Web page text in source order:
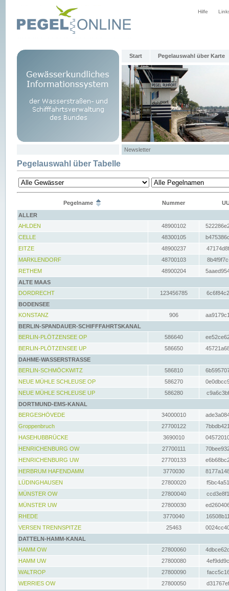
Hilfe
Start Pegelauswahl über Karte
Newsletter
Pegelauswahl über Tabelle
Pegelname Nummer
ALLER
AHLDEN
48900102
CELLE
48300105
EITZE
48900237
MARKLENDORF
48700103
RETHEM
48900204
ALTE MAAS
DORDRECHT
123456785
BODENSEE
KONSTANZ
906
BERLIN-SPANDAUER-SCHIFFFAHRTSKANAL
BERLIN-PLÖTZENSEE OP
586640
BERLIN-PLÖTZENSEE UP
586650
DAHME-WASSERSTRASSE
BERLIN-SCHMÖCKWITZ
586810
NEUE MÜHLE SCHLEUSE OP
586270
NEUE MÜHLE SCHLEUSE UP
586280
DORTMUND-EMS-KANAL
BERGESHÖVEDE
34000010
Groppenbruch
27700122
HASEHUBBRÜCKE
3690010
HENRICHENBURG OW
27700111
HENRICHENBURG UW
27700133
HERBRUM HAFENDAMM
3770030
LÜDINGHAUSEN
27800020
MÜNSTER OW
27800040
MÜNSTER UW
27800030
RHEDE
3770040
VERSEN TRENNSPITZE
25463
DATTELN-HAMM-KANAL
HAMM OW
27800060
HAMM UW
27800080
WALTROP
27800090
WERRIES OW
27800050